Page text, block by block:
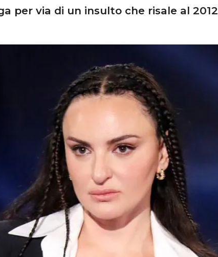
per via di un insulto che risale al 2012